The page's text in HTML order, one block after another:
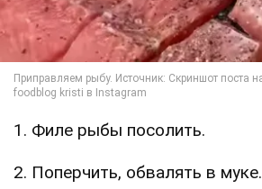
1. Филе рыбы посолить.
2. Поперчить, обвалять в муке.